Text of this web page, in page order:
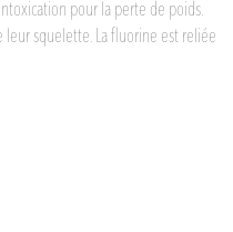
pour la perte de poids.
leur squelette. La fluorine est reliée